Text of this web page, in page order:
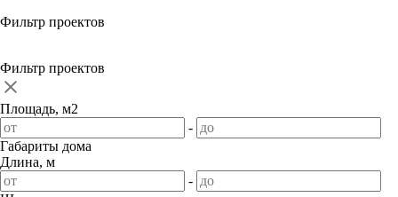
Фильтр проектов
Фильтр проектов
Площадь, м2
-
Габариты дома
Длина, м
-